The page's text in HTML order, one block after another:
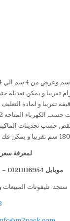
لمعرفة سعر
موبايل 01211116954 – 01211116955 – 01211116956 – 01211116958
ستجد تليفونات